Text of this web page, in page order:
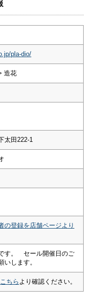
pla-dio/
造花
太田222-1
の登録を店舗ページより
す。 セール開催日のご
いします。
こちら より確認ください。